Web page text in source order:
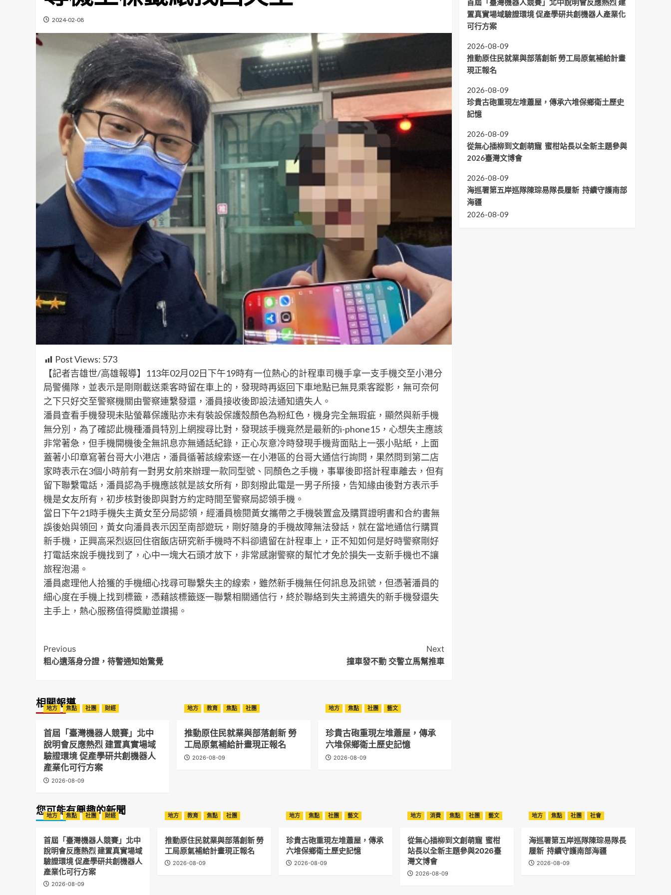
2024-02-08
Post Views: 573
【記者吉雄世/高雄報導】113年02月02日下午19時有一位熱心的計程車司機手拿一支手機交至小港分
局警備隊，並表示是剛剛載送乘客時留在車上的，發現時再返回下車地點已無見乘客蹤影，無可奈何
之下只好交至警察機關由警察連繫發還，潘員接收後即設法通知遺失人。
潘員查看手機發現未貼螢幕保護貼亦未有裝設保護殼顏色為粉紅色，機身完全無瑕疵，顯然與新手機
無分別，為了確認此機種潘員特別上網搜尋比對，發現該手機竟然是最新的i-phone15，心想失主應該
非常著急，但手機開機後全無訊息亦無通話紀錄，正心灰意冷時發現手機背面貼上一張小貼紙，上面
蓋著小印章寫著台哥大小港店，潘員循著該線索逐一在小港區的台哥大通信行詢問，果然問到第二店
家時表示在3個小時前有一對男女前來辦理一款同型號、同顏色之手機，事畢後即搭計程車離去，但有
留下聯繫電話，潘員認為手機應該就是該女所有，即刻撥此電是一男子所接，告知緣由後對方表示手
機是女友所有，初步核對後即與對方約定時間至警察局認領手機。
當日下午21時手機失主黃女至分局認領，經潘員檢閱黃女攜帶之手機裝置盒及購買證明書和合約書無
誤後始與領回，黃女向潘員表示因至南部遊玩，剛好隨身的手機故障無法發話，就在當地通信行購買
新手機，正興高采烈返回住宿飯店研究新手機時不料卻遺留在計程車上，正不知如何是好時警察剛好
打電話來說手機找到了，心中一塊大石頭才放下，非常感謝警察的幫忙才免於損失一支新手機也不讓
旅程泡湯。
潘員處理他人拾獲的手機細心找尋可聯繫失主的線索，雖然新手機無任何訊息及訊號，但憑著潘員的
細心度在手機上找到標籤，憑藉該標籤逐一聯繫相關通信行，終於聯絡到失主將遺失的新手機發還失
主手上，熱心服務值得獎勵並讚揚。
Post
Navigation
Previous
粗心遺落身分證，待警通知始驚覺
Next
撞車發不動 交警立馬幫推車
相關報導
地方 焦點 社團 財經
首屆「臺灣機器人競賽」北中
說明會反應熱烈 建置真實場域
驗證環境 促產學研共創機器人
產業化可行方案
2026-08-09
地方 教育 焦點 社團
推動原住民就業與部落創新 勞
工局原氣補給計畫現正報名
2026-08-09
地方 焦點 社團 藝文
珍貴古砲重現左堆蕭屋，傳承
六堆保鄉衛土歷史記憶
2026-08-09
首屆「臺灣機器人競賽」北中說明會反應熱烈 建
置真實場域驗證環境 促產學研共創機器人產業化
可行方案
2026-08-09
推動原住民就業與部落創新 勞工局原氣補給計畫
現正報名
2026-08-09
珍貴古砲重現左堆蕭屋，傳承六堆保鄉衛土歷史
記憶
2026-08-09
從無心插柳到文創萌寵 蜜柑站長以全新主題參與
2026臺灣文博會
2026-08-09
海巡署第五岸巡隊陳琮易隊長履新 持續守護南部
海疆
2026-08-09
您可能有興趣的新聞
地方 焦點 社團 財經
首屆「臺灣機器人競賽」北中
說明會反應熱烈 建置真實場域
驗證環境 促產學研共創機器人
產業化可行方案
2026-08-09
地方 教育 焦點 社團
推動原住民就業與部落創新 勞
工局原氣補給計畫現正報名
2026-08-09
地方 焦點 社團 藝文
珍貴古砲重現左堆蕭屋，傳承
六堆保鄉衛土歷史記憶
2026-08-09
地方 消費 焦點 社團 藝文
從無心插柳到文創萌寵 蜜柑
站長以全新主題參與2026臺
灣文博會
2026-08-09
地方 焦點 社團 社會
海巡署第五岸巡隊陳琮易隊長
履新 持續守護南部海疆
2026-08-09